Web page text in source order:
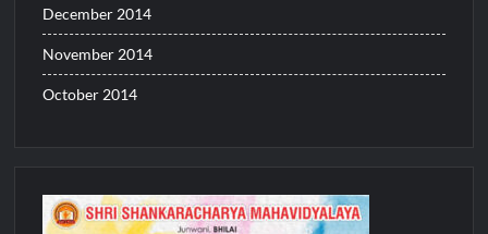
December 2014
November 2014
October 2014